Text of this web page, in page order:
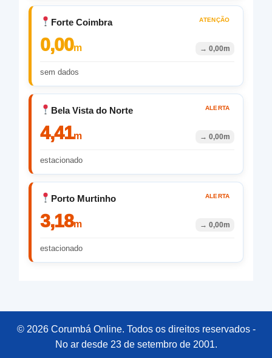
Forte Coimbra ATENÇÃO
0,00m → 0,00m
sem dados
Bela Vista do Norte ALERTA
4,41m → 0,00m
estacionado
Porto Murtinho ALERTA
3,18m → 0,00m
estacionado
© 2026 Corumbá Online. Todos os direitos reservados -
No ar desde 23 de setembro de 2001.